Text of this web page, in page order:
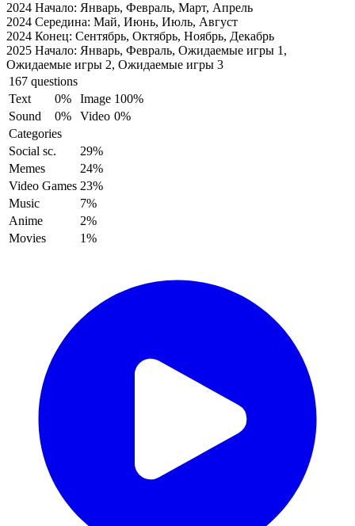
2024 Начало: Январь, Февраль, Март, Апрель
2024 Середина: Май, Июнь, Июль, Август
2024 Конец: Сентябрь, Октябрь, Ноябрь, Декабрь
2025 Начало: Январь, Февраль, Ожидаемые игры 1,
Ожидаемые игры 2, Ожидаемые игры 3
167 questions
Text
0% Image 100%
Sound
0% Video 0%
Categories
Social sc.
29%
Memes
24%
Video Games 23%
Music
7%
Anime
2%
Movies
1%